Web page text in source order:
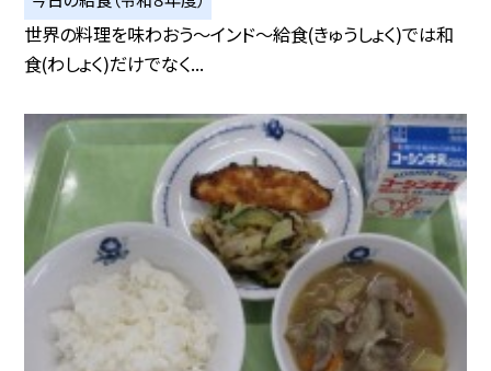
世界の料理を味わおう～インド～給食(きゅうしょく)では和
食(わしょく)だけでなく...